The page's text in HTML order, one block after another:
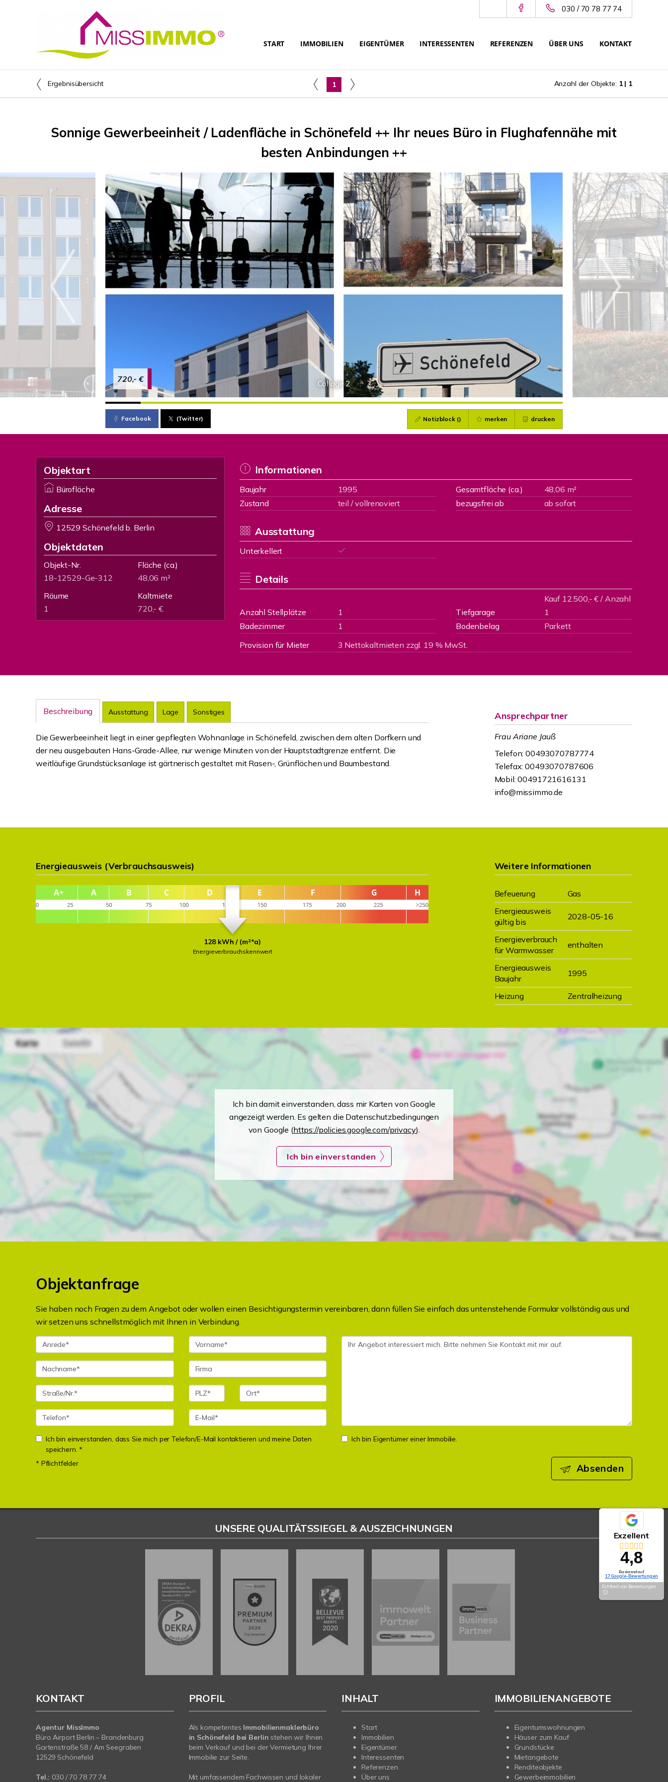
030 / 70 78 77 74
START IMMOBILIEN EIGENTÜMER INTERESSENTEN REFERENZEN ÜBER UNS KONTAKT
Ergebnisübersicht 1 Anzahl der Objekte: 1 | 1
Sonnige Gewerbeeinheit / Ladenfläche in Schönefeld ++ Ihr neues Büro in Flughafennähe mit
besten Anbindungen ++
Collage 2
720,- €
Facebook (Twitter) Notizblock () merken drucken
Objektart
Bürofläche
Adresse
12529 Schönefeld b. Berlin
Objektdaten
Objekt-Nr.
18-12529-Ge-312
Fläche (ca.)
48,06 m²
Räume
1
Kaltmiete
720,- €
Informationen
Baujahr 1995 Gesamtfläche (ca.)
48,06 m²
Zustand
teil / vollrenoviert bezugsfrei ab ab sofort
Ausstattung
Unterkellert
Details
Anzahl Stellplätze 1 Tiefgarage
Kauf 12.500,- € / Anzahl
1
Badezimmer
1 Bodenbelag
Parkett
Provision für Mieter
3 Nettokaltmieten zzgl. 19 % MwSt.
Beschreibung Ausstattung Lage Sonstiges
Die Gewerbeeinheit liegt in einer gepflegten Wohnanlage in Schönefeld, zwischen dem alten Dorfkern und
der neu ausgebauten Hans-Grade-Allee, nur wenige Minuten von der Hauptstadtgrenze entfernt. Die
weitläufige Grundstücksanlage ist gärtnerisch gestaltet mit Rasen-, Grünflächen und Baumbestand.
Ansprechpartner
Frau Ariane Jauß
Telefon: 00493070787774
Telefax: 00493070787606
Mobil: 00491721616131
info@missimmo.de
Energieausweis (Verbrauchsausweis)
128 kWh / (m²*a)
Energieverbrauchskennwert
Weitere Informationen
Befeuerung
Gas
Energieausweis
gültig bis
2028-05-16
Energieverbrauch
für Warmwasser
enthalten
Energieausweis
Baujahr
1995
Heizung Zentralheizung
Ich bin damit einverstanden, dass mir Karten von Google
angezeigt werden. Es gelten die Datenschutzbedingungen
von Google (https://policies.google.com/privacy).
Ich bin einverstanden
Objektanfrage
Sie haben noch Fragen zu dem Angebot oder wollen einen Besichtigungstermin vereinbaren, dann füllen Sie einfach das untenstehende Formular vollständig aus und
wir setzen uns schnellstmöglich mit Ihnen in Verbindung.
Ich bin einverstanden, dass Sie mich per Telefon/E-Mail kontaktieren und meine Daten
speichern. *
Ich bin Eigentümer einer Immobilie.
* Pflichtfelder Absenden
Exzellent
4,8
Basierend auf
17 Google-Bewertungen
Echtheit von Bewertungen
UNSERE QUALITÄTSSIEGEL & AUSZEICHNUNGEN
KONTAKT
Agentur MissImmo
Büro Airport Berlin – Brandenburg
Gartenstraße 58 / Am Seegraben
12529 Schönefeld
Tel.: 030 / 70 78 77 74
PROFIL
Als kompetentes Immobilienmaklerbüro
in Schönefeld bei Berlin stehen wir Ihnen
beim Verkauf und bei der Vermietung Ihrer
Immobilie zur Seite.
Mit umfassendem Fachwissen und lokaler
INHALT
Start
Immobilien
Eigentümer
Interessenten
Referenzen
Über uns
IMMOBILIENANGEBOTE
Eigentumswohnungen
Häuser zum Kauf
Grundstücke
Mietangebote
Renditeobjekte
Gewerbeimmobilien